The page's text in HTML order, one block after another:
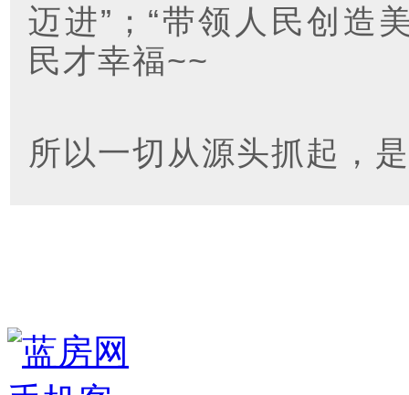
迈进”；“带领人民创造
民才幸福~~
所以一切从源头抓起，